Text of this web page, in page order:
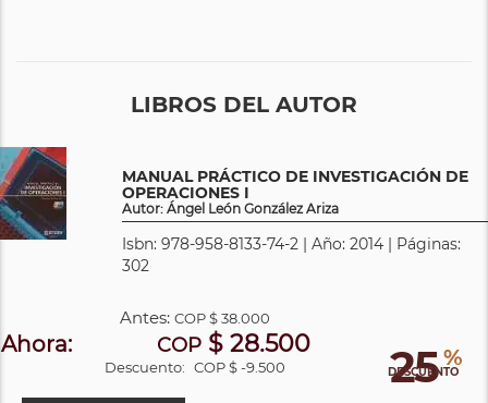
LIBROS DEL AUTOR
MANUAL PRÁCTICO DE INVESTIGACIÓN DE
OPERACIONES I
Autor: Ángel León González Ariza
Isbn: 978-958-8133-74-2 | Año: 2014 | Páginas:
302
25 %
DESCUENTO
Antes:COP$ 38.000
Ahora: COP$ 28.500
Descuento: COP $ -9.500